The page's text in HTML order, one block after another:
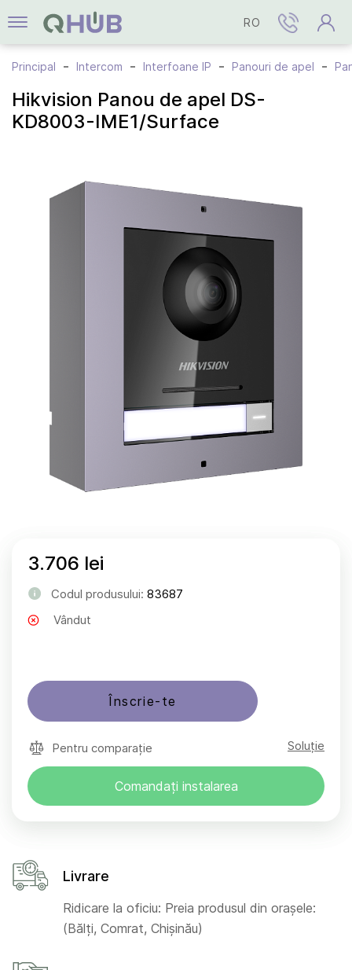
RO
Principal Intercom Interfoane IP Panouri de apel
Hikvision Panou de apel DS-
KD8003-IME1/Surface
3.706 lei
Codul produsului: 83687
Vândut
Înscrie-te
Pentru comparație Soluție
Comandați instalarea
Livrare
Ridicare la oficiu: Preia produsul din orașele:
(Bălți, Comrat, Chișinău)